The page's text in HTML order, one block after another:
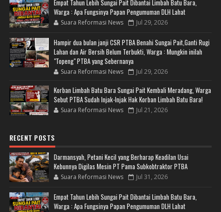
Empat Tahun Lebih Sungai Pait Dibantai Limbah Batu Bara,
Warga : Apa Fungsinya Papan Pengumuman DLH Lahat
Suara Reformasi News Jul 29, 2026
Hampir dua bulan janji CSR PTBA Benahi Sungai Pait,Ganti Rugi
Lahan dan Air Bersih Belum Terbukti, Warga : Mungkin inilah
"Topeng" PTBA yang Sebernanya
Suara Reformasi News Jul 29, 2026
Korban Limbah Batu Bara Sungai Pait Kembali Meradang, Warga
Sebut PTBA Sudah Injak-Injak Hak Korban Limbah Batu Bara!
Suara Reformasi News Jul 21, 2026
RECENT POSTS
Darmansyah, Petani Kecil yang Berharap Keadilan Usai
Kebunnya Digilas Mesin PT Pama Subkobtraktor PTBA
Suara Reformasi News Jul 31, 2026
Empat Tahun Lebih Sungai Pait Dibantai Limbah Batu Bara,
Warga : Apa Fungsinya Papan Pengumuman DLH Lahat